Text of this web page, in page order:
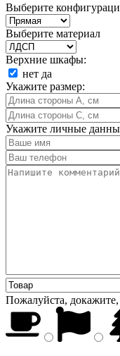
Выберите
Выберите материал
Верхние шкафы:
нет да
Укажите размер:
Укажите личные
Пожалуйста,